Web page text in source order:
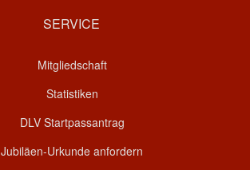
SERVICE
Mitgliedschaft
Statistiken
DLV Startpassantrag
Jubiläen-Urkunde anfordern